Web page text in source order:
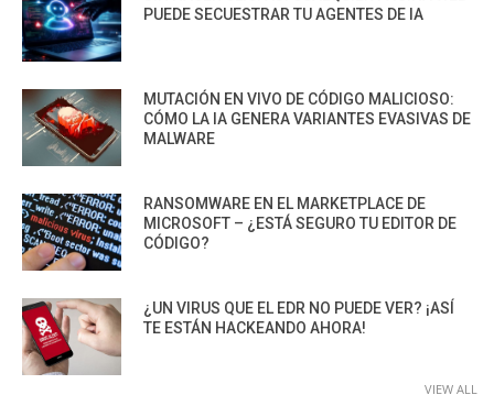
PUEDE SECUESTRAR TU AGENTES DE IA
MUTACIÓN EN VIVO DE CÓDIGO MALICIOSO:
CÓMO LA IA GENERA VARIANTES EVASIVAS DE
MALWARE
RANSOMWARE EN EL MARKETPLACE DE
MICROSOFT – ¿ESTÁ SEGURO TU EDITOR DE
CÓDIGO?
¿UN VIRUS QUE EL EDR NO PUEDE VER? ¡ASÍ
TE ESTÁN HACKEANDO AHORA!
VIEW ALL